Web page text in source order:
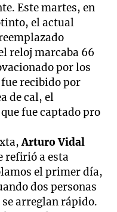
Este martes, en
el actual
reloj marcaba 66
por los
recibido por
de cal, el
fue captado pro
Arturo Vidal
refirió a esta
el primer día,
dos personas
arreglan rápido.